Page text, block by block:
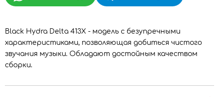
Black Hydra Delta 413X - модель с безупречными
характеристиками, позволяющая добиться чистого
звучания музыки. Обладают достойным качеством
сборки.